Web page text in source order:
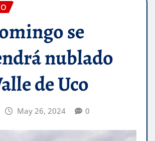
se
nublado
de Uco
May 26, 2024 0